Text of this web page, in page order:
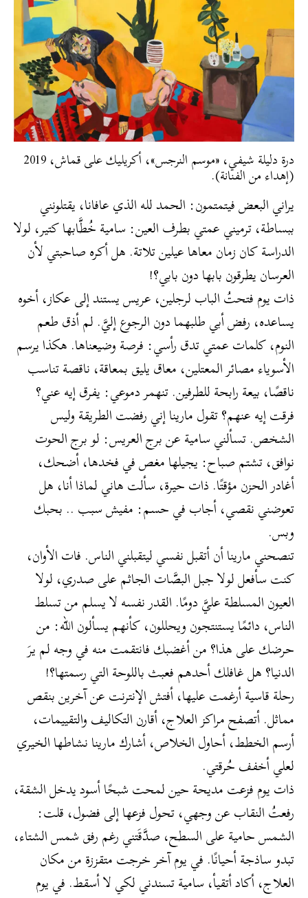
درة دليلة شيفي، «موسم النرجس»، أكريليك على قماش، 2019
(إهداء من الفنانة).
يراني البعض فيتمتمون: الحمد لله الذي عافانا، يقتلونني
ببساطة، ترميني عمتي بطرف العين: سامية خُطَّابها كتير، لولا
الدراسة كان زمان معاها عيلين تلاتة. هل أكره صاحبتي لأن
العرسان يطرقون بابها دون بابي؟!
ذات يوم فتحتُ الباب لرجلين، عريس يستند إلى عكاز، أخوه
يساعده، رفض أبي طلبهما دون الرجوع إليَّ. لم أذق طعم
النوم، كلمات عمتي تدق رأسي: فرصة وضيعناها. هكذا يرسم
الأسوياء مصائر المعتلين، معاق يليق بمعاقة، ناقصة تناسب
ناقصًا، بيعة رابحة للطرفين. تنهمر دموعي: يفرق إيه عني؟
فرقت إيه عنهم؟ تقول مارينا إني رفضت الطريقة وليس
الشخص. تسألني سامية عن برج العريس: لو برج الحوت
نوافق، تشتم صباح: يجيلها مغص في فخدها، أضحك،
أغادر الحزن مؤقتًا. ذات حيرة، سألت هاني لماذا أنا، هل
تعوضني نقصي، أجاب في حسم: مفيش سبب .. بحبك
وبس.
تنصحني مارينا أن أتقبل نفسي ليتقبلني الناس. فات الأوان،
كنت سأفعل لولا جبل البصَّات الجاثم على صدري، لولا
العيون المسلطة عليَّ دومًا. القدر نفسه لا يسلم من تسلط
الناس، دائمًا يستنتجون ويحللون، كأنهم يسألون الله: من
حرضك على هذا؟ من أغضبك فانتقمت منه في وجه لم يرَ
الدنيا؟ هل غافلك أحدهم فعبث باللوحة التي رسمتها؟!
رحلة قاسية أرغمت عليها، أفتش الإنترنت عن آخرين بنقص
مماثل. أتصفح مراكز العلاج، أقارن التكاليف والتقييمات،
أرسم الخطط، أحاول الخلاص، أشارك مارينا نشاطها الخيري
لعلي أخفف حُرقتي.
ذات يوم فزعت مديحة حين لمحت شبحًا أسود يدخل الشقة،
رفعتُ النقاب عن وجهي، تحول فزعها إلى فضول، قلت:
الشمس حامية على السطح، صدَّقَتني رغم رفق شمس الشتاء،
تبدو ساذجة أحيانًا. في يوم آخر خرجت متقززة من مكان
العلاج، أكاد أتقيأ، سامية تسندني لكي لا أسقط. في يوم